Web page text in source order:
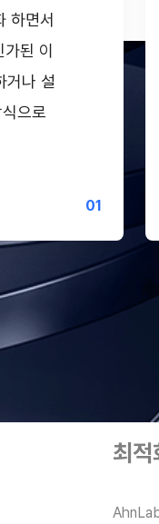
하면서
된 이
나 설
으로
01
리
료 기능
최